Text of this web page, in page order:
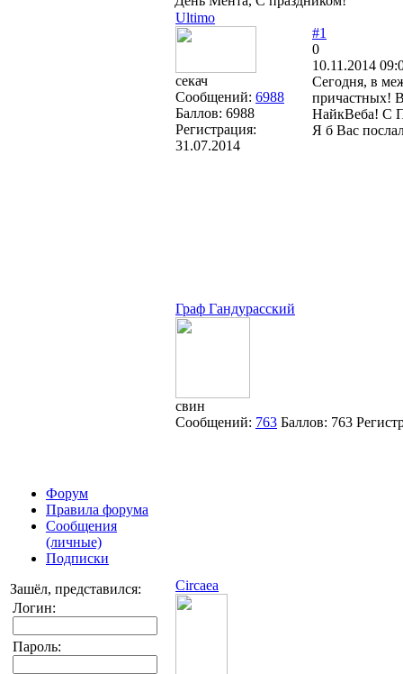
Форум
Правила форума
Сообщения
(личные)
Подписки
Зашёл, представился:
Логин:
Пароль:
Ultimo
секач
Сообщений: 6988
Баллов: 6988
Регистрация:
31.07.2014
#1
0
10.11.2014
Сегодня, в
причастных!
НайкВеба! С
Я б Вас
Граф Гандурасский
свин
Сообщений: 763 Баллов: 763
Circaea